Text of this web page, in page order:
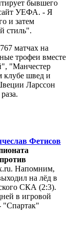
бывшего
сайт УЕФА. - Я
и затем
стиль".
матчах на
трофеи вместе
"Манчестер
швед и
Ларссон
Фетисов
Напомним,
на лёд в
СКА (2:3).
в игровой
"Спартак"